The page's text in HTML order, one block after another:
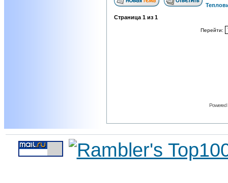
Страница 1 из 1
Перейти:
Powered